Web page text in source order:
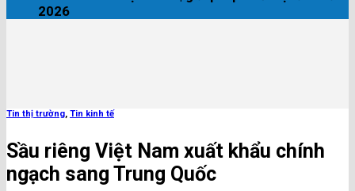
2026
Tin thị trường, Tin kinh tế
Sầu riêng Việt Nam xuất khẩu chính
ngạch sang Trung Quốc